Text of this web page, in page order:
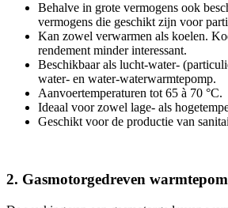
Behalve in grote vermogens ook
vermogens die geschikt zijn voor
Kan zowel verwarmen als koelen.
rendement minder interessant.
Beschikbaar als lucht-water-
water- en water-waterwarmtepomp.
Aanvoertemperaturen tot 65 à 70 °C.
Ideaal voor zowel lage- als
Geschikt voor de productie van
2. Gasmotorgedreven